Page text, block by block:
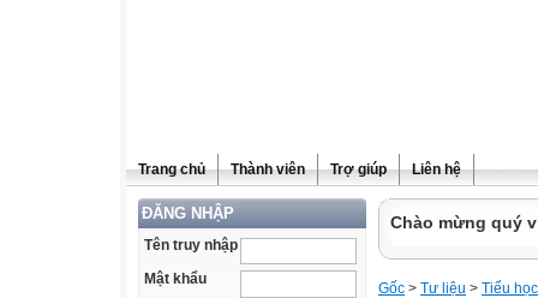
Trang chủ Thành viên Trợ giúp Liên hệ
ĐĂNG NHẬP
Tên truy nhập
Mật khẩu
Chào mừng quý
Gốc > Tư liệu > Tiểu học